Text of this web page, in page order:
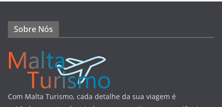
Sobre Nós
Com Malta Turismo, cada detalhe da sua viagem é